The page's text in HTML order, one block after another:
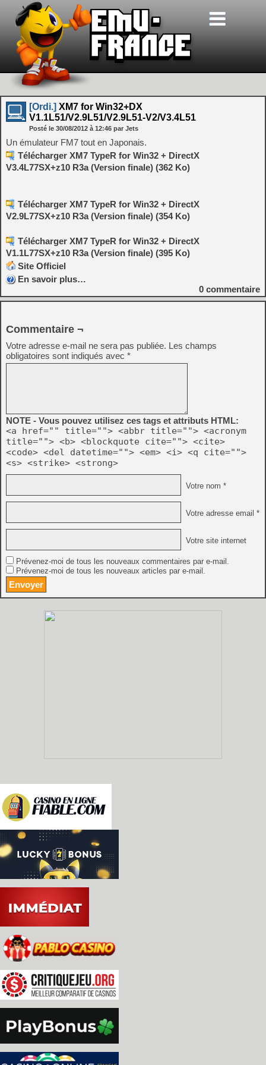
[Ordi.] XM7 for Win32+DX
V1.1L51/V2.9L51/V2.9L51-V2/V3.4L51
Posté le 30/08/2012 à 12:46 par Jets
Un émulateur FM7 tout en Japonais.
Télécharger XM7 TypeR for Win32 + DirectX
V3.4L77SX+z10 R3a (Version finale) (362 Ko)
Télécharger XM7 TypeR for Win32 + DirectX
V2.9L77SX+z10 R3a (Version finale) (354 Ko)
Télécharger XM7 TypeR for Win32 + DirectX
V1.1L77SX+z10 R3a (Version finale) (395 Ko)
Site Officiel
En savoir plus…
0 commentaire
Commentaire ¬
Votre adresse e-mail ne sera pas publiée. Les champs
obligatoires sont indiqués avec *
NOTE - Vous pouvez utilisez ces tags et attributs HTML:
<a href="" title=""> <abbr title=""> <acronym
title=""> <b> <blockquote cite=""> <cite>
<code> <del datetime=""> <em> <i> <q cite="">
<s> <strike> <strong>
Votre nom *
Votre adresse email *
Votre site internet
Prévenez-moi de tous les nouveaux commentaires par e-mail.
Prévenez-moi de tous les nouveaux articles par e-mail.